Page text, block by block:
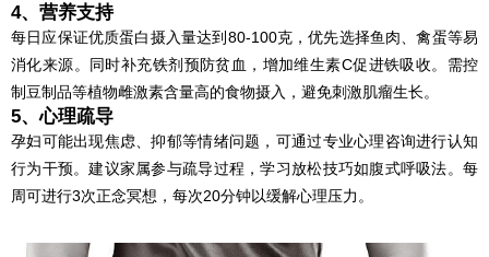
4、营养支持
每日应保证优质蛋白摄入量达到80-100克，优先选择鱼肉、禽蛋等易
消化来源。同时补充铁剂预防贫血，增加维生素C促进铁吸收。需控
制豆制品等植物雌激素含量高的食物摄入，避免刺激肌瘤生长。
5、心理疏导
孕妇可能出现焦虑、抑郁等情绪问题，可通过专业心理咨询进行认知
行为干预。建议家属参与疏导过程，学习放松技巧如腹式呼吸法。每
周可进行3次正念冥想，每次20分钟以缓解心理压力。